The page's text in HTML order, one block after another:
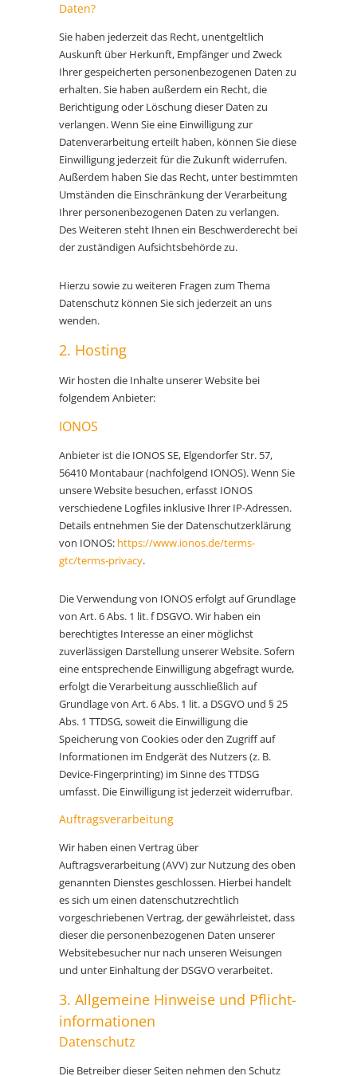
Daten?
Sie haben jederzeit das Recht, unentgeltlich
Auskunft über Herkunft, Empfänger und Zweck
Ihrer gespeicherten personenbezogenen Daten zu
erhalten. Sie haben außerdem ein Recht, die
Berichtigung oder Löschung dieser Daten zu
verlangen. Wenn Sie eine Einwilligung zur
Datenverarbeitung erteilt haben, können Sie diese
Einwilligung jederzeit für die Zukunft widerrufen.
Außerdem haben Sie das Recht, unter bestimmten
Umständen die Einschränkung der Verarbeitung
Ihrer personenbezogenen Daten zu verlangen.
Des Weiteren steht Ihnen ein Beschwerderecht bei
der zuständigen Aufsichtsbehörde zu.
Hierzu sowie zu weiteren Fragen zum Thema
Datenschutz können Sie sich jederzeit an uns
wenden.
2. Hosting
Wir hosten die Inhalte unserer Website bei
folgendem Anbieter:
IONOS
Anbieter ist die IONOS SE, Elgendorfer Str. 57,
56410 Montabaur (nachfolgend IONOS). Wenn Sie
unsere Website besuchen, erfasst IONOS
verschiedene Logfiles inklusive Ihrer IP-Adressen.
Details entnehmen Sie der Datenschutzerklärung
von IONOS: https://www.ionos.de/terms-
gtc/terms-privacy.
Die Verwendung von IONOS erfolgt auf Grundlage
von Art. 6 Abs. 1 lit. f DSGVO. Wir haben ein
berechtigtes Interesse an einer möglichst
zuverlässigen Darstellung unserer Website. Sofern
eine entsprechende Einwilligung abgefragt wurde,
erfolgt die Verarbeitung ausschließlich auf
Grundlage von Art. 6 Abs. 1 lit. a DSGVO und § 25
Abs. 1 TTDSG, soweit die Einwilligung die
Speicherung von Cookies oder den Zugriff auf
Informationen im Endgerät des Nutzers (z. B.
Device-Fingerprinting) im Sinne des TTDSG
umfasst. Die Einwilligung ist jederzeit widerrufbar.
Auftragsverarbeitung
Wir haben einen Vertrag über
Auftragsverarbeitung (AVV) zur Nutzung des oben
genannten Dienstes geschlossen. Hierbei handelt
es sich um einen datenschutzrechtlich
vorgeschriebenen Vertrag, der gewährleistet, dass
dieser die personenbezogenen Daten unserer
Websitebesucher nur nach unseren Weisungen
und unter Einhaltung der DSGVO verarbeitet.
3. Allgemeine Hinweise und Pflicht­
informationen
Datenschutz
Die Betreiber dieser Seiten nehmen den Schutz